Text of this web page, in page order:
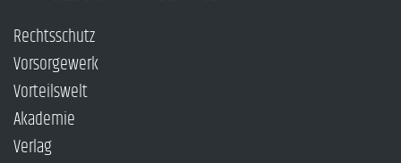
Rechtsschutz
Vorsorgewerk
Vorteilswelt
Akademie
Verlag